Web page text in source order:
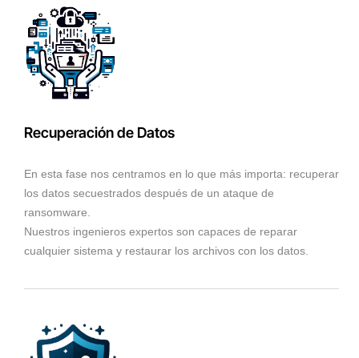
Recuperación de Datos
En esta fase nos centramos en lo que más importa: recuperar
los datos secuestrados después de un ataque de
ransomware.
Nuestros ingenieros expertos son capaces de reparar
cualquier sistema y restaurar los archivos con los datos.